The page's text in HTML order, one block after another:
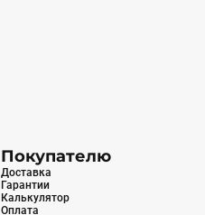
Покупателю
Доставка
Гарантии
Калькулятор
Оплата